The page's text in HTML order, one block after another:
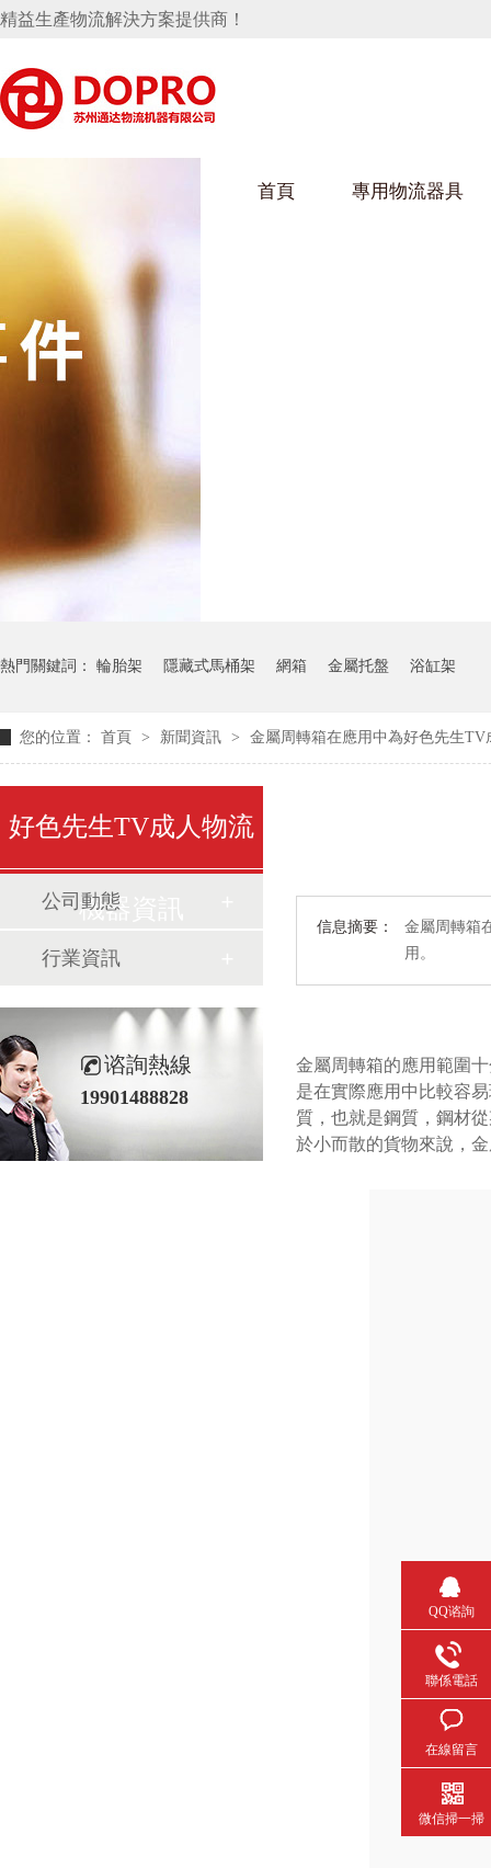
精益生產物流解決方案提供商！
首頁 專用物流器具
好色视频APP下载架
變速箱托盤
衝壓件料架
消聲器料架
手推車
氣瓶料架
隱藏式馬桶水箱支架
汽車行業
衛浴行業
熱門關鍵詞： 輪胎架 隱藏式馬桶架 網箱 金屬托盤 浴缸架
您的位置： 首頁 > 新聞資訊 > 金屬周轉箱在應用中為好色先生TV
信息摘要：
金屬周轉箱
用。
金屬周轉箱的應用範圍
是在實際應用中比較容
質，也就是鋼質，鋼材
於小而散的貨物來說，
好色先生TV成人物流
機器資訊
公司動態
行業資訊
谘詢熱線
19901488828
QQ谘詢
聯係電話
在線留言
微信掃一掃